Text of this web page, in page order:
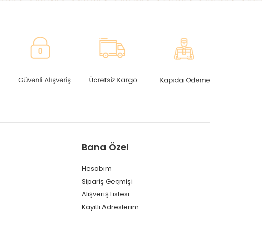
Bana Özel
Hesabım
Sipariş Geçmişi
Alışveriş Listesi
Kayıtlı Adreslerim